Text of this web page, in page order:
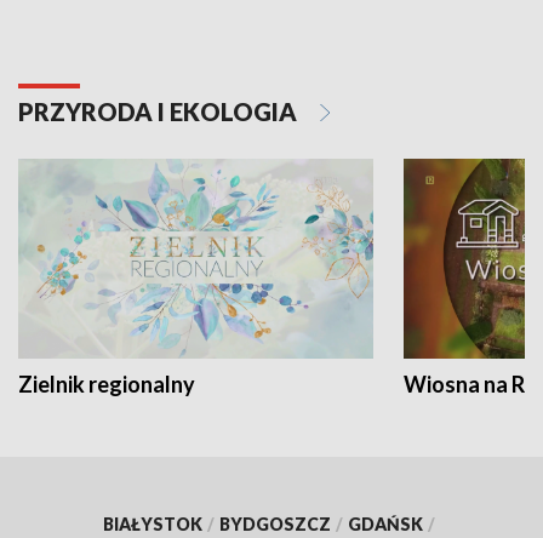
PRZYRODA I EKOLOGIA
Zielnik regionalny Wiosna na
BIAŁYSTOK / BYDGOSZCZ / GDAŃSK /